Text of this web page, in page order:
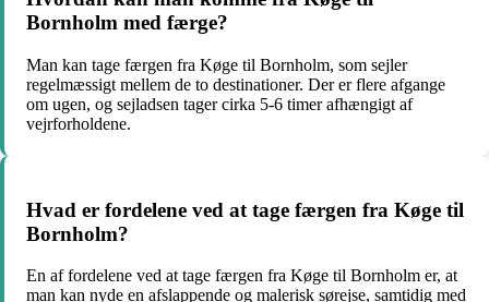
Bornholm med færge?
Man kan tage færgen fra Køge til Bornholm, som sejler
regelmæssigt mellem de to destinationer. Der er flere afgange
om ugen, og sejladsen tager cirka 5-6 timer afhængigt af
vejrforholdene.
Hvad er fordelene ved at tage færgen fra Køge til
Bornholm?
En af fordelene ved at tage færgen fra Køge til Bornholm er, at
man kan nyde en afslappende og malerisk sørejse, samtidig med